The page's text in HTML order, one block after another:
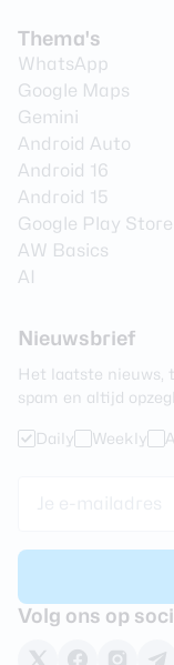
Video Framerate
Flitser
Camera 2 - Type lens
megapixel
Camera 2 - Diafragma
Beeldstabilisatie
Camera 2 - Optische
Camera 3 - Type lens
Camera 3 - Aantal
Camera 3 -
Camera 3 - Optische
Thema's
WhatsApp
Google Maps
Gemini
Android Auto
Android 16
Android 15
Google Play Store
AW Basics
AI
Nieuwsbrief
Het laatste nieuws,
spam en altijd
Daily Weekly
Volg ons op